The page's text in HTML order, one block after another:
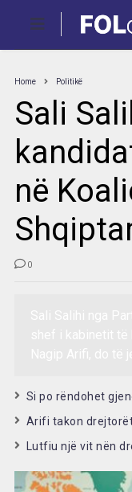
Home Politikë
Sali
në
0
Si po rëndohet
Arifi takon
Lutfiu një vit nën